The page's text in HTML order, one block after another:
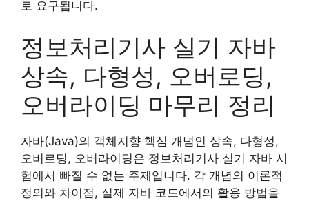
로 요구됩니다.
정보처리기사 실기 자바
상속, 다형성, 오버로딩,
오버라이딩 마무리 정리
자바(Java)의 객체지향 핵심 개념인 상속, 다형성,
오버로딩, 오버라이딩은 정보처리기사 실기 자바 시
험에서 빠질 수 없는 주제입니다. 각 개념의 이론적
정의와 차이점, 실제 자바 코드에서의 활용 방법을